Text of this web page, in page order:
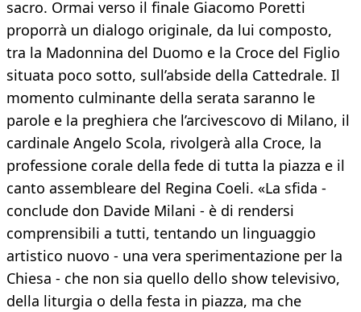
sacro. Ormai verso il finale Giacomo Poretti
proporrà un dialogo originale, da lui composto,
tra la Madonnina del Duomo e la Croce del Figlio
situata poco sotto, sull’abside della Cattedrale. Il
momento culminante della serata saranno le
parole e la preghiera che l’arcivescovo di Milano, il
cardinale Angelo Scola, rivolgerà alla Croce, la
professione corale della fede di tutta la piazza e il
canto assembleare del Regina Coeli. «La sfida -
conclude don Davide Milani - è di rendersi
comprensibili a tutti, tentando un linguaggio
artistico nuovo - una vera sperimentazione per la
Chiesa - che non sia quello dello show televisivo,
della liturgia o della festa in piazza, ma che